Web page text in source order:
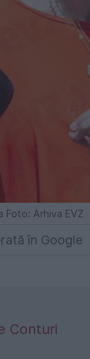
Foto: Arhiva EVZ
în Google
Conturi